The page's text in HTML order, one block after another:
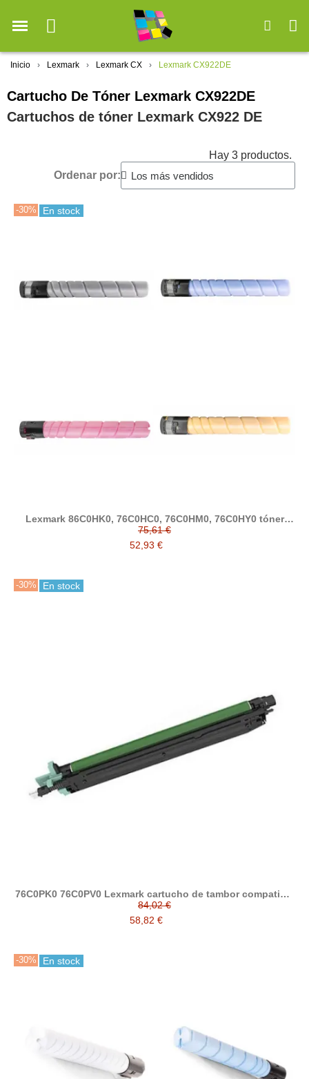
Inicio Lexmark Lexmark CX Lexmark CX922DE
Cartucho De Tóner Lexmark CX922DE
Cartuchos de tóner Lexmark CX922 DE
Hay 3 productos.
Ordenar por:
-30% En stock
Lexmark 86C0HK0, 76C0HC0, 76C0HM0, 76C0HY0 tóner
compatible (Lexmark CX921, CX922, CX923, CX924)
75,61 €
52,93 €
-30% En stock
76C0PK0 76C0PV0 Lexmark cartucho de tambor compatible
( C9325, XC9225, XC9235, XC9245, XC9255, XC9265 )
84,02 €
58,82 €
-30% En stock